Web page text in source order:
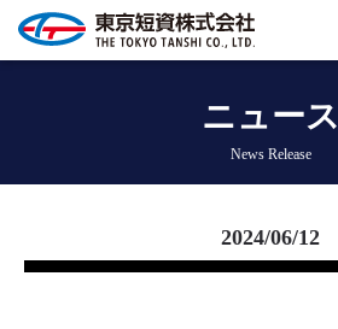
ニュース
News Release
2024/06/12